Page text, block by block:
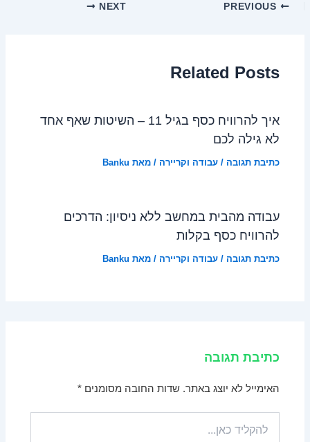
NEXT
Related Posts
איך להרוויח כסף בגיל 11 – השיטות שאף אחד
לא גילה לכם
כתיבת תגובה /עבודה וקריירה / מאת Banku
עבודה מהבית במחשב ללא ניסיון: הדרכים
להרוויח כסף בקלות
כתיבת תגובה /עבודה וקריירה / מאת Banku
כתיבת תגובה
האימייל לא יוצג באתר. שדות החובה מסומנים*
כאן...